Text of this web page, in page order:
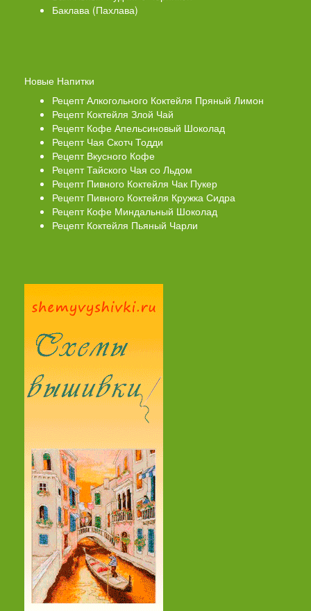
Баклава (Пахлава)
Новые Напитки
Рецепт Алкогольного Коктейля Пряный Лимон
Рецепт Коктейля Злой Чай
Рецепт Кофе Апельсиновый Шоколад
Рецепт Чая Скотч Тодди
Рецепт Вкусного Кофе
Рецепт Тайского Чая со Льдом
Рецепт Пивного Коктейля Чак Пукер
Рецепт Пивного Коктейля Кружка Сидра
Рецепт Кофе Миндальный Шоколад
Рецепт Коктейля Пьяный Чарли